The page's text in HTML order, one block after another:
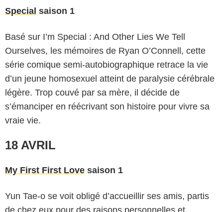
Special saison 1
Basé sur I’m Special : And Other Lies We Tell
Ourselves, les mémoires de Ryan O’Connell, cette
série comique semi-autobiographique retrace la vie
d’un jeune homosexuel atteint de paralysie cérébrale
légère. Trop couvé par sa mère, il décide de
s’émanciper en réécrivant son histoire pour vivre sa
vraie vie.
18 AVRIL
My First First Love saison 1
Yun Tae-o se voit obligé d’accueillir ses amis, partis